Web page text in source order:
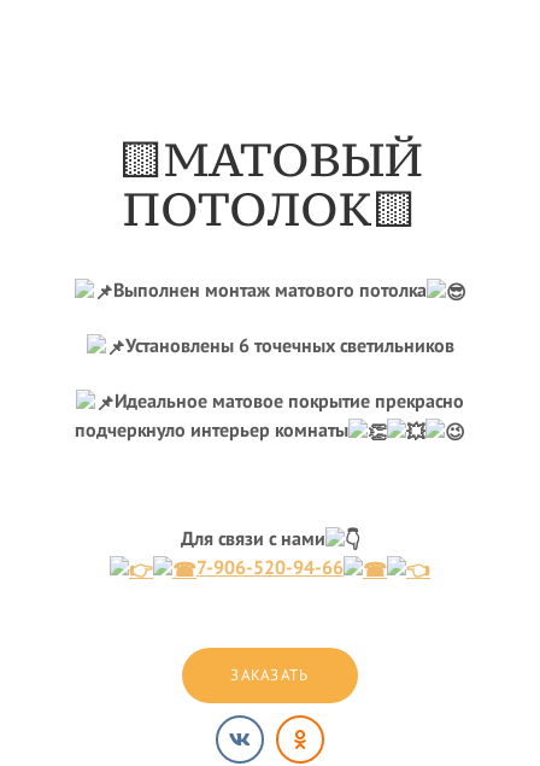
🟨МАТОВЫЙ
ПОТОЛОК🟨
Выполнен монтаж матового потолка
Установлены 6 точечных светильников
Идеальное матовое покрытие прекрасно
подчеркнуло интерьер комнаты
Для связи с нами
7-906-520-94-66
ЗАКАЗАТЬ